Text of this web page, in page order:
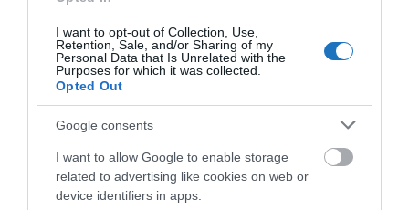
I want to opt-out of Collection, Use,
Retention, Sale, and/or Sharing of my
Personal Data that Is Unrelated with the
Purposes for which it was collected.
Opted Out
Google consents
I want to allow Google to enable storage
related to advertising like cookies on web or
device identifiers in apps.